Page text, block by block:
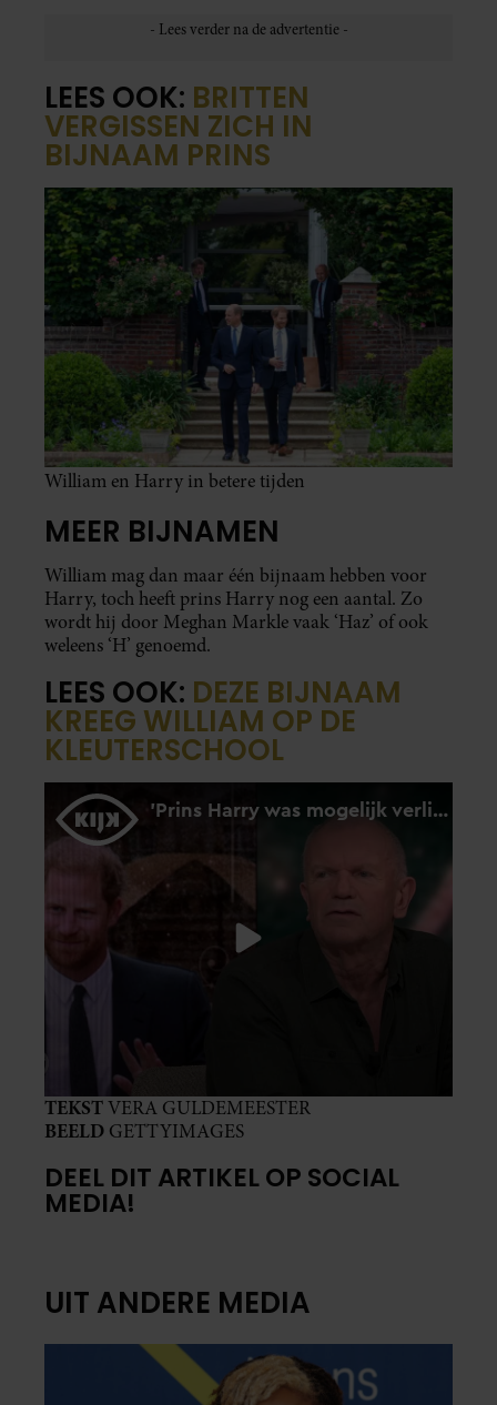
LEES OOK: BRITTEN
VERGISSEN ZICH IN
BIJNAAM PRINS
William en Harry in betere tijden
MEER BIJNAMEN
William mag dan maar één bijnaam hebben voor
Harry, toch heeft prins Harry nog een aantal. Zo
wordt hij door Meghan Markle vaak ‘Haz’ of ook
weleens ‘H’ genoemd.
LEES OOK: DEZE BIJNAAM
KREEG WILLIAM OP DE
KLEUTERSCHOOL
TEKSTVERA GULDEMEESTER
BEELD GETTYIMAGES
DEEL DIT ARTIKEL OP SOCIAL
MEDIA!
UIT ANDERE MEDIA